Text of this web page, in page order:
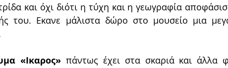
και όχι διότι η τύχη και η γεωγραφία
του. Εκανε μάλιστα δώρο στο μουσείο μια
«Ικαρος»